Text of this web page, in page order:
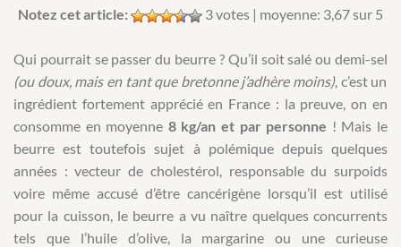
Notez cet article: 3votes | moyenne: 3,67sur 5
Qui pourrait se passer du beurre ? Qu’il soit salé ou demi-sel
(ou doux, mais en tant que bretonne j’adhère moins), c’est un
ingrédient fortement apprécié en France : la preuve, on en
consomme en moyenne 8 kg/an et par personne ! Mais le
beurre est toutefois sujet à polémique depuis quelques
années : vecteur de cholestérol, responsable du surpoids
voire même accusé d’être cancérigène lorsqu’il est utilisé
pour la cuisson, le beurre a vu naître quelques concurrents
tels que l’huile d’olive, la margarine ou une curieuse